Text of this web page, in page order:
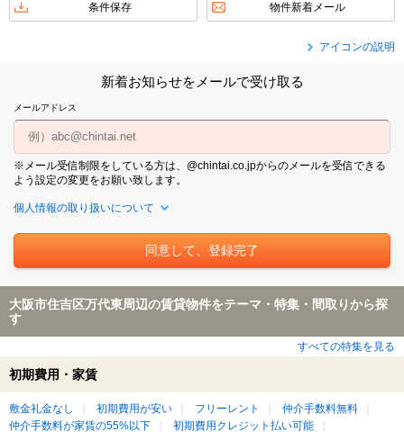
条件保存 物件新着メール
アイコンの説明
新着お知らせをメールで受け取る
メールアドレス
※メール受信制限をしている方は、@chintai.co.jpからのメールを受信できる
よう設定の変更をお願い致します。
個人情報の取り扱いについて
大阪市住吉区万代東周辺の賃貸物件をテーマ・特集・間取りから探
す
すべての特集を見る
初期費用・家賃
敷金礼金なし 初期費用が安い フリーレント
仲介手数料無料
仲介手数料が家賃の55%以下
初期費用クレジット払い可能